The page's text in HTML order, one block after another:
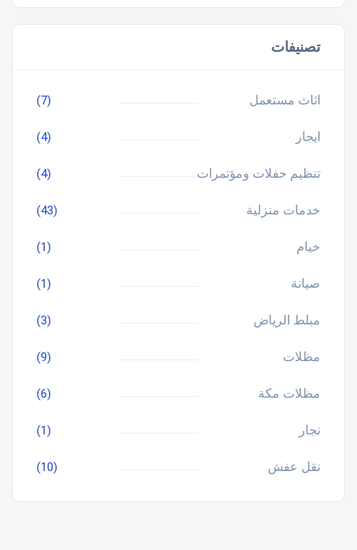
تصنيفات
اثاث مستعمل (7)
ايجار (4)
تنظيم حفلات ومؤتمرات (4)
خدمات منزلية (43)
خيام (1)
صيانة (1)
مبلط الرياض (3)
مظلات (9)
مظلات مكة (6)
نجار (1)
نقل عفش (10)